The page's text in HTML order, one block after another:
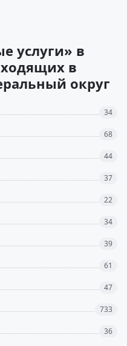
услуги» в
в
округ
34
68
44
37
22
34
39
61
47
733
36